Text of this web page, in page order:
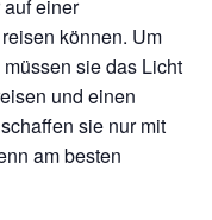
einer
können. Um
sie das Licht
und einen
sie nur mit
am besten